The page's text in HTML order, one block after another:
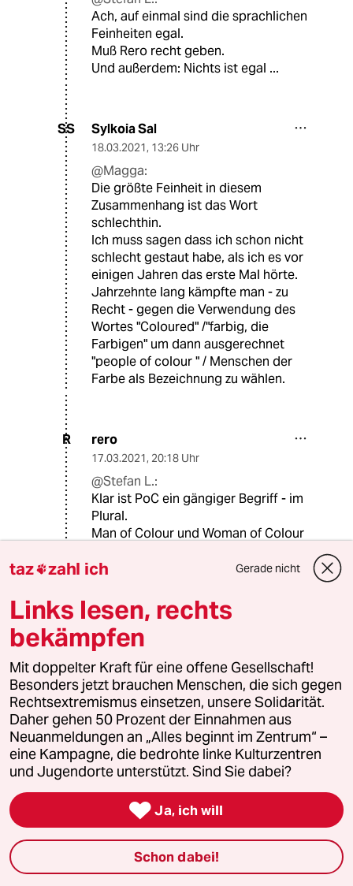
Ach, auf einmal sind die sprachlichen
Feinheiten egal.
Muß Rero recht geben.
Und außerdem: Nichts ist egal ...
SS Sylkoia Sal
18.03.2021, 13:26 Uhr
@Magga:
Die größte Feinheit in diesem
Zusammenhang ist das Wort
schlechthin.
Ich muss sagen dass ich schon nicht
schlecht gestaut habe, als ich es vor
einigen Jahren das erste Mal hörte.
Jahrzehnte lang kämpfte man - zu
Recht - gegen die Verwendung des
Wortes "Coloured" /"farbig, die
Farbigen" um dann ausgerechnet
"people of colour " / Menschen der
Farbe als Bezeichnung zu wählen.
R rero
17.03.2021, 20:18 Uhr
@Stefan L.:
Klar ist PoC ein gängiger Begriff - im
Plural.
Man of Colour und Woman of Colour
Lowandorder
18.03.2021
@rero:
Gebräuchlich. So so.
Sorry. Aber da kann ich mir meinen
🎷-Freund James auf “Tagen der
Neuen Musik“ Mitte der 90er nicht
verkneifen.
Der - als ich mich mit “Farbiger“
einschleimen wollte. Mich im
breitesten Darmhessisch
anfensterte:“Wie? Farbig? Bist du
etwa nicht farbig? Ich bin n
Schwatter - n (N-Wort, die
Redaktion)!“ (dabei ist er als
taz zahl ich Gerade nicht
Links lesen, rechts
bekämpfen
Mit doppelter Kraft für eine offene Gesellschaft!
Besonders jetzt brauchen Menschen, die sich gegen
Rechtsextremismus einsetzen, unsere Solidarität.
Daher gehen 50 Prozent der Einnahmen aus
Neuanmeldungen an „Alles beginnt im Zentrum“ –
eine Kampagne, die bedrohte linke Kulturzentren
und Jugendorte unterstützt. Sind Sie dabei?
 Ja, ich will
Schon dabei!